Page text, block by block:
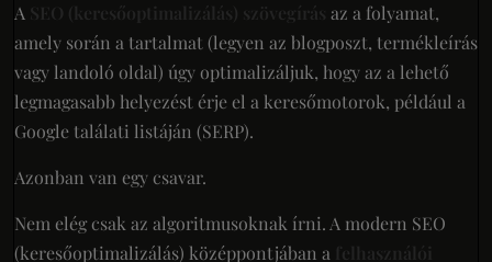
A SEO (keresőoptimalizálás) szövegírás az a folyamat,
amely során a tartalmat (legyen az blogposzt, termékleírás
vagy landoló oldal) úgy optimalizáljuk, hogy az a lehető
legmagasabb helyezést érje el a keresőmotorok, például a
Google találati listáján (SERP).
Azonban van egy csavar.
Nem elég csak az algoritmusoknak írni. A modern SEO
(keresőoptimalizálás) középpontjában a felhasználói